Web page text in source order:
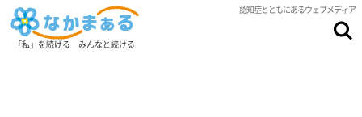
認知症とともにあるウェブメディア
「私」を続ける みんなと続ける